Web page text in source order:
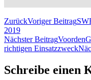
ZurückVoriger Beitrag
2019
Nächster Beitrag
richtigen Einsatzzweck
Schreibe einen